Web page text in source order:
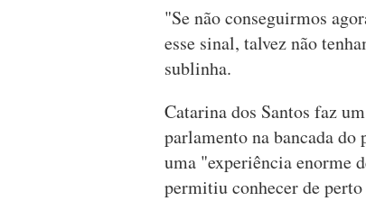
"Se não conseguirmos
esse sinal, talvez não
sublinha.
Catarina dos Santos faz
parlamento na bancada
uma "experiência enorme
permitiu conhecer de